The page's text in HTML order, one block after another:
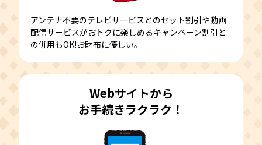
アンテナ不要のテレビサービスとのセット割引や動画
配信サービスがおトクに楽しめるキャンペーン割引と
の併用もOK!お財布に優しい︎。
Webサイトから
お手続きラクラク！